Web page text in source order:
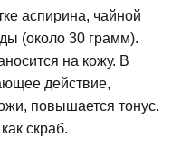
аспирина, чайной
(около 30 грамм).
на кожу. В
действие,
повышается тонус.
скраб.